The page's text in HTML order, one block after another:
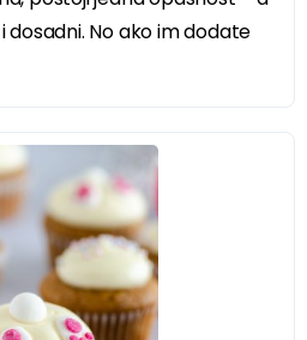
dosadni. No ako im dodate